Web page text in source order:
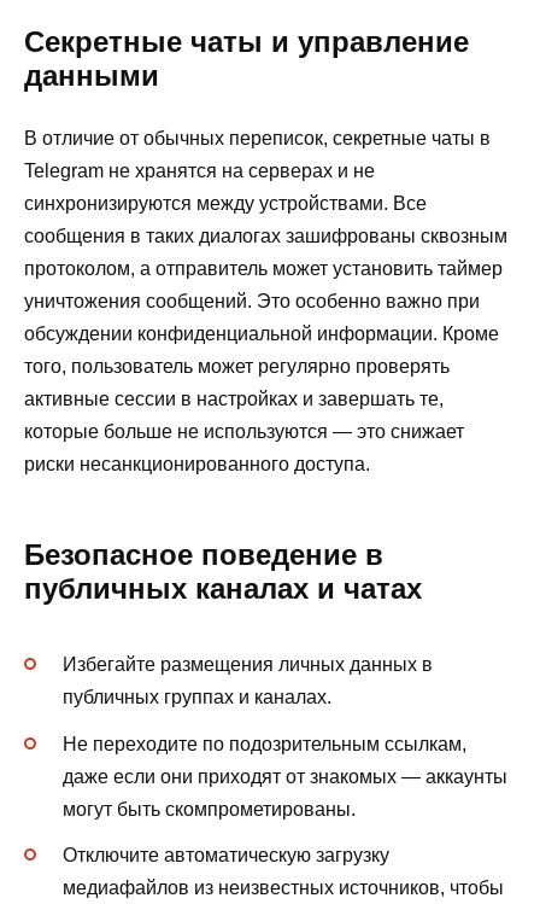
Секретные чаты и управление
данными
В отличие от обычных переписок, секретные чаты в
Telegram не хранятся на серверах и не
синхронизируются между устройствами. Все
сообщения в таких диалогах зашифрованы сквозным
протоколом, а отправитель может установить таймер
уничтожения сообщений. Это особенно важно при
обсуждении конфиденциальной информации. Кроме
того, пользователь может регулярно проверять
активные сессии в настройках и завершать те,
которые больше не используются — это снижает
риски несанкционированного доступа.
Безопасное поведение в
публичных каналах и чатах
Избегайте размещения личных данных в
публичных группах и каналах.
Не переходите по подозрительным ссылкам,
даже если они приходят от знакомых — аккаунты
могут быть скомпрометированы.
Отключите автоматическую загрузку
медиафайлов из неизвестных источников, чтобы